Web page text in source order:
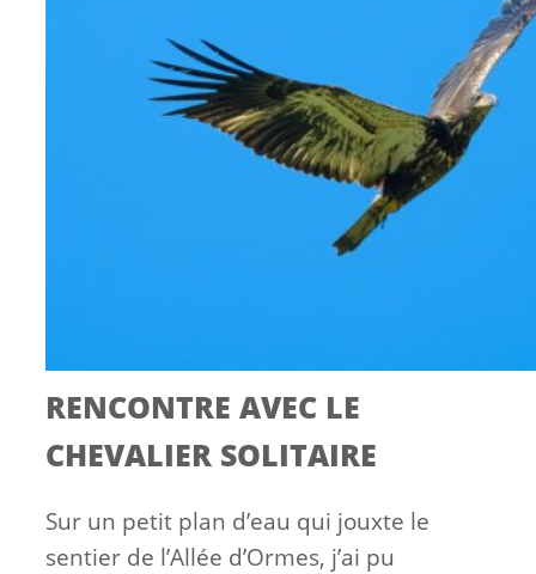
RENCONTRE AVEC LE
CHEVALIER SOLITAIRE
Sur un petit plan d’eau qui jouxte le
sentier de l’Allée d’Ormes, j’ai pu